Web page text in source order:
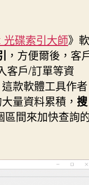
光碟索引大師》軟
，方便爾後，客
客戶/訂單等資
款軟體工具作者
量資料累積， 搜
區間來加快查詢